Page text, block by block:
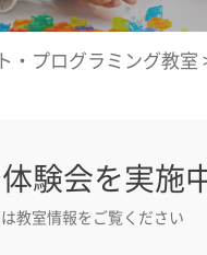
・プログラミング教室
験会を実施
教室情報をご覧ください